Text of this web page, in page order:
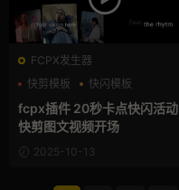
FCPX发生器
快剪模板
快闪模板
支持Intel+M芯片
fcpx插件 20秒卡点快闪活动
快剪图文视频开场
2025-10-13